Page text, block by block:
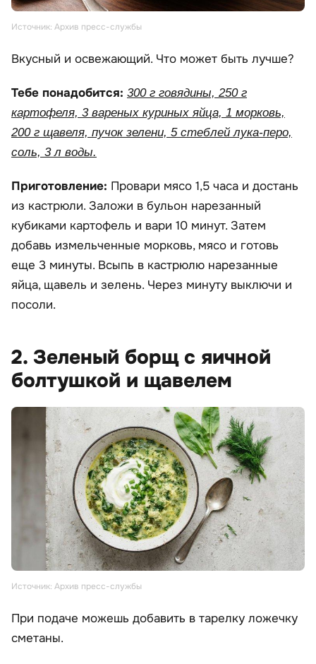
Источник: Архив пресс-службы
Вкусный и освежающий. Что может быть лучше?
Тебе понадобится: 300 г говядины, 250 г
картофеля, 3 вареных куриных яйца, 1 морковь,
200 г щавеля, пучок зелени, 5 стеблей лука-перо,
соль, 3 л воды.
Приготовление: Провари мясо 1,5 часа и достань
из кастрюли. Заложи в бульон нарезанный
кубиками картофель и вари 10 минут. Затем
добавь измельченные морковь, мясо и готовь
еще 3 минуты. Всыпь в кастрюлю нарезанные
яйца, щавель и зелень. Через минуту выключи и
посоли.
2. Зеленый борщ с яичной
болтушкой и щавелем
Источник: Архив пресс-службы
При подаче можешь добавить в тарелку ложечку
сметаны.